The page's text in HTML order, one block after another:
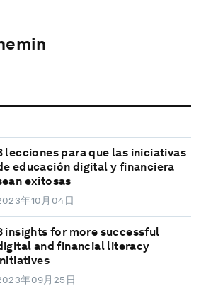
lecciones para que las iniciativas
educación digital y financiera
exitosas
年10月04日
insights for more successful
and financial literacy
年09月25日